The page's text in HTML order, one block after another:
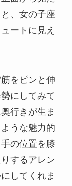
、女の子座
ートに見え
をピンと伸
にしてみて
行きが生ま
うな魅力的
の位置を膝
するアレン
してくれま